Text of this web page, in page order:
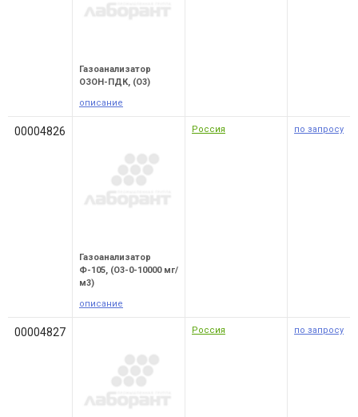
Газоанализатор
ОЗОН-ПДК, (O3)
описание
00004826
Газоанализатор
Ф-105, (O3-0-10000 мг/
м3)
описание
Россия по запросу
00004827 Россия по запросу